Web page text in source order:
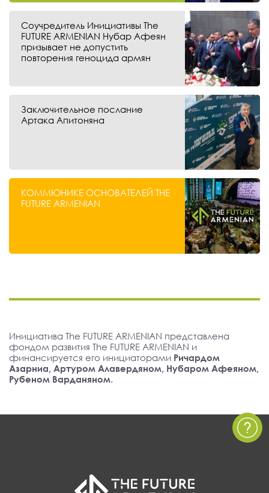
Соучредитель Инициативы The
FUTURE ARMENIAN Нубар Афеян
призывает не допустить
повторения геноцида армян
Заключительное послание
Артака Апитоняна
КОММЮНИКЕ ОСНОВАТЕЛЕЙ THE
FUTURE ARMENIAN
Инициатива The FUTURE ARMENIAN представлена
фондом развития The FUTURE ARMENIAN и
финансируется его инициаторами Ричардом
Азарниа, Артуром Алавердяном, Нубаром Афеяном,
Рубеном Варданяном